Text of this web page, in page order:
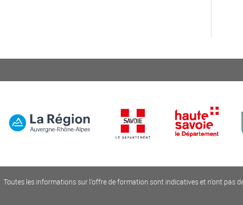
Toutes les informations sur l'offre de formation sont indicatives et n'ont pas